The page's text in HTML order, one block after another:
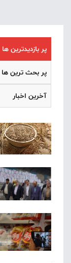
پر بازدیدترین ها
پر بحث ترین ها
آخرین اخبار